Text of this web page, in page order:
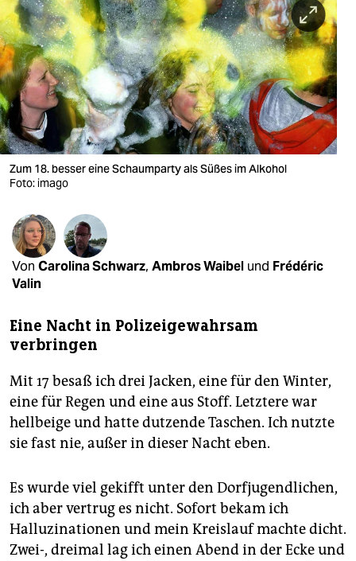
sport
berlin
nord
wahrheit
verlag
verlag
veranstaltungen
shop
fragen & hilfe
abo
genossenschaft
epaper login
Zum 18. besser eine Schaumparty als Süßes im Alkohol
Foto: imago
Von Carolina Schwarz, Ambros Waibel und Frédéric
Valin
Eine Nacht in Polizeigewahrsam
verbringen
Mit 17 besaß ich drei Jacken, eine für den Winter,
eine für Regen und eine aus Stoff. Letztere war
hellbeige und hatte dutzende Taschen. Ich nutzte
sie fast nie, außer in dieser Nacht eben.
Es wurde viel gekifft unter den Dorfjugendlichen,
ich aber vertrug es nicht. Sofort bekam ich
Halluzinationen und mein Kreislauf machte dicht.
Zwei-, dreimal lag ich einen Abend in der Ecke und